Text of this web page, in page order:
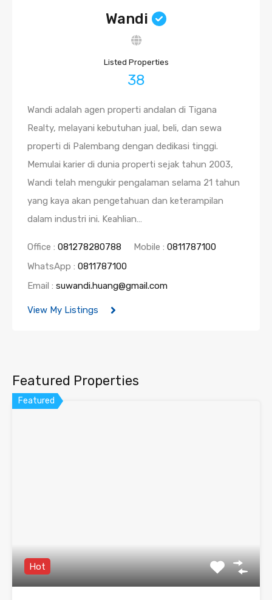
Wandi
Listed Properties
38
Wandi adalah agen properti andalan di Tigana
Realty, melayani kebutuhan jual, beli, dan sewa
properti di Palembang dengan dedikasi tinggi.
Memulai karier di dunia properti sejak tahun 2003,
Wandi telah mengukir pengalaman selama 21 tahun
yang kaya akan pengetahuan dan keterampilan
dalam industri ini. Keahlian…
Office : 081278280788 Mobile : 0811787100
WhatsApp : 0811787100
Email : suwandi.huang@gmail.com
View My Listings
Featured Properties
Featured
Hot